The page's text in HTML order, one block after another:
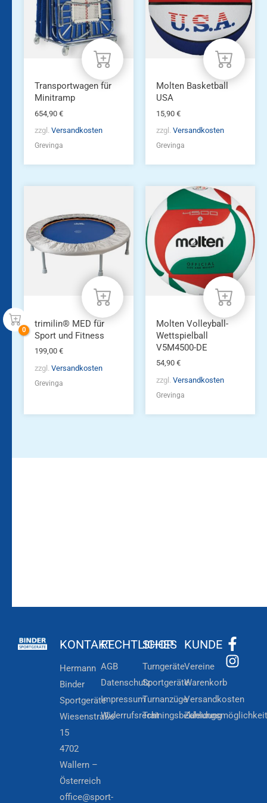
Transportwagen für
Minitramp
654,90 €
zzgl. Versandkosten
Grevinga
Molten Basketball
USA
15,90 €
zzgl. Versandkosten
Grevinga
trimilin® MED für
Sport und Fitness
199,00 €
zzgl. Versandkosten
Grevinga
Molten Volleyball-
Wettspielball
V5M4500-DE
54,90 €
zzgl. Versandkosten
Grevinga
KONTAKT
Hermann
Binder
Sportgeräte
Wiesenstraße
15
4702
Wallern –
Österreich
office@sport-
RECHTLICHES
AGB
Datenschutz
Impressum
Widerrufsrecht
SHOP
Turngeräte
Sportgeräte
Turnanzüge
Trainingsbekleidung
KUNDE
Vereine
Warenkorb
Versandkosten